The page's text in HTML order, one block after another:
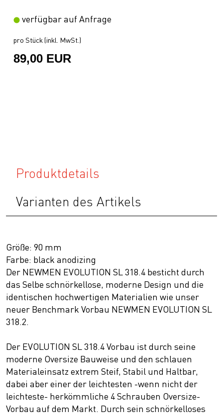
verfügbar auf Anfrage
pro Stück (inkl. MwSt.)
89,00 EUR
Produktdetails
Varianten des Artikels
Größe: 90 mm
Farbe: black anodizing
Der NEWMEN EVOLUTION SL 318.4 besticht durch
das Selbe schnörkellose, moderne Design und die
identischen hochwertigen Materialien wie unser
neuer Benchmark Vorbau NEWMEN EVOLUTION SL
318.2.
Der EVOLUTION SL 318.4 Vorbau ist durch seine
moderne Oversize Bauweise und den schlauen
Materialeinsatz extrem Steif, Stabil und Haltbar,
dabei aber einer der leichtesten -wenn nicht der
leichteste- herkömmliche 4 Schrauben Oversize-
Vorbau auf dem Markt. Durch sein schnörkelloses